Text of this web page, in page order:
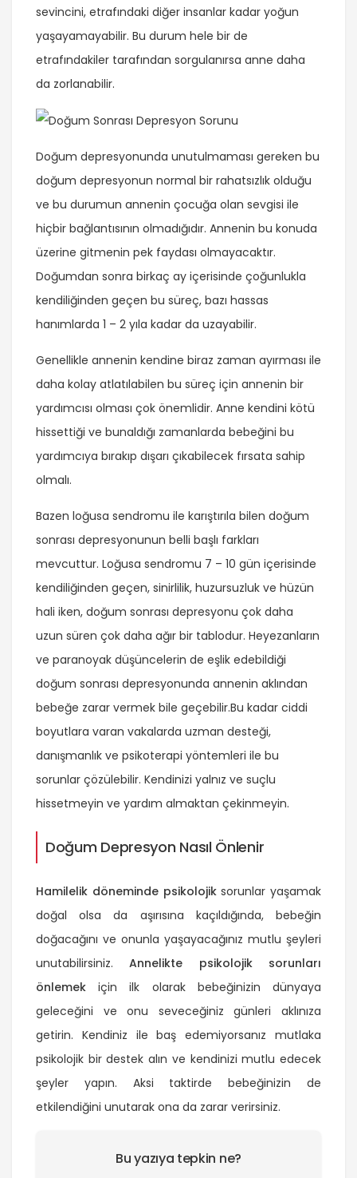
sevincini, etrafındaki diğer insanlar kadar yoğun
yaşayamayabilir. Bu durum hele bir de
etrafındakiler tarafından sorgulanırsa anne daha
da zorlanabilir.
Doğum depresyonunda unutulmaması gereken bu
doğum depresyonun normal bir rahatsızlık olduğu
ve bu durumun annenin çocuğa olan sevgisi ile
hiçbir bağlantısının olmadığıdır. Annenin bu konuda
üzerine gitmenin pek faydası olmayacaktır.
Doğumdan sonra birkaç ay içerisinde çoğunlukla
kendiliğinden geçen bu süreç, bazı hassas
hanımlarda 1 – 2 yıla kadar da uzayabilir.
Genellikle annenin kendine biraz zaman ayırması ile
daha kolay atlatılabilen bu süreç için annenin bir
yardımcısı olması çok önemlidir. Anne kendini kötü
hissettiği ve bunaldığı zamanlarda bebeğini bu
yardımcıya bırakıp dışarı çıkabilecek fırsata sahip
olmalı.
Bazen loğusa sendromu ile karıştırıla bilen doğum
sonrası depresyonunun belli başlı farkları
mevcuttur. Loğusa sendromu 7 – 10 gün içerisinde
kendiliğinden geçen, sinirlilik, huzursuzluk ve hüzün
hali iken, doğum sonrası depresyonu çok daha
uzun süren çok daha ağır bir tablodur. Heyezanların
ve paranoyak düşüncelerin de eşlik edebildiği
doğum sonrası depresyonunda annenin aklından
bebeğe zarar vermek bile geçebilir.Bu kadar ciddi
boyutlara varan vakalarda uzman desteği,
danışmanlık ve psikoterapi yöntemleri ile bu
sorunlar çözülebilir. Kendinizi yalnız ve suçlu
hissetmeyin ve yardım almaktan çekinmeyin.
Doğum Depresyon Nasıl Önlenir
Hamilelik döneminde psikolojiksorunlar yaşamak
doğal olsa da aşırısına kaçıldığında, bebeğin
doğacağını ve onunla yaşayacağınız mutlu şeyleri
unutabilirsiniz.Annelikte psikolojik sorunları
önlemekiçin ilk olarak bebeğinizin dünyaya
geleceğini ve onu seveceğiniz günleri aklınıza
getirin. Kendiniz ile baş edemiyorsanız mutlaka
psikolojik bir destek alın ve kendinizi mutlu edecek
şeyler yapın. Aksi taktirde bebeğinizin de
etkilendiğini unutarak ona da zarar verirsiniz.
Bu yazıya tepkin ne?